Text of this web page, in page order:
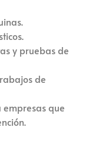
y pruebas de
de
que